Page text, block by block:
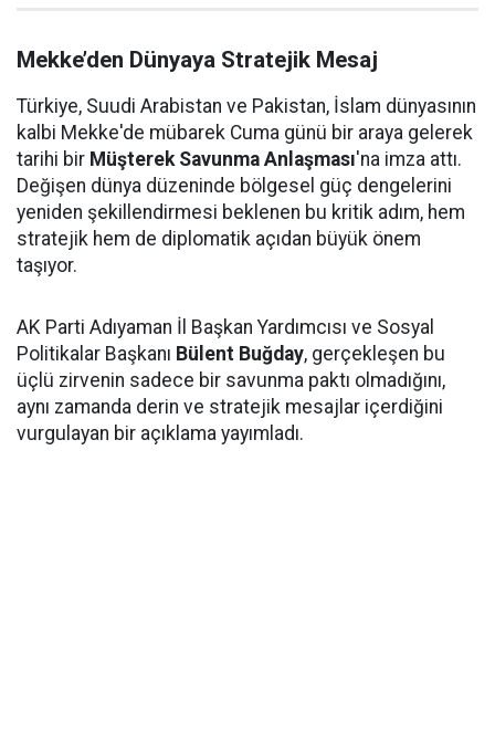
Mekke’den Dünyaya Stratejik Mesaj
Türkiye, Suudi Arabistan ve Pakistan, İslam dünyasının
kalbi Mekke'de mübarek Cuma günü bir araya gelerek
tarihi bir Müşterek Savunma Anlaşması'na imza attı.
Değişen dünya düzeninde bölgesel güç dengelerini
yeniden şekillendirmesi beklenen bu kritik adım, hem
stratejik hem de diplomatik açıdan büyük önem
taşıyor.
AK Parti Adıyaman İl Başkan Yardımcısı ve Sosyal
Politikalar Başkanı Bülent Buğday, gerçekleşen bu
üçlü zirvenin sadece bir savunma paktı olmadığını,
aynı zamanda derin ve stratejik mesajlar içerdiğini
vurgulayan bir açıklama yayımladı.